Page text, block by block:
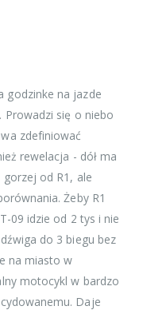
godzinke na jazde
się o niebo
zdefiniować
rewelacja - dół ma
od R1, ale
Żeby R1
09 idzie od 2 tys i nie
do 3 biegu bez
na miasto w
motocykl w bardzo
Daje